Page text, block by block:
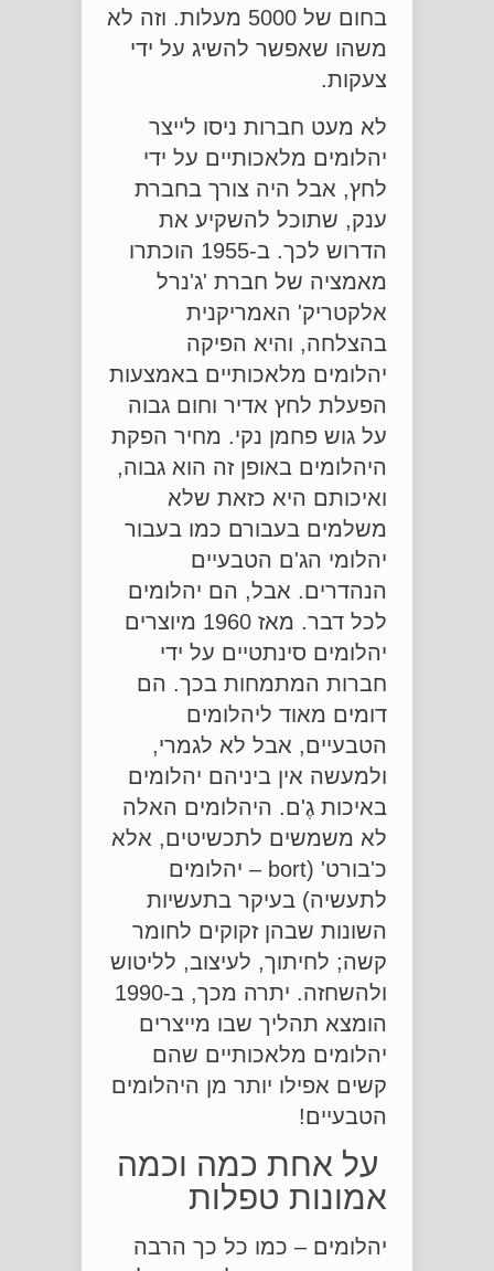
בחום של 5000 מעלות. וזה לא
משהו שאפשר להשיג על ידי
צעקות.
לא מעט חברות ניסו לייצר
יהלומים מלאכותיים על ידי
לחץ, אבל היה צורך בחברת
ענק, שתוכל להשקיע את
הדרוש לכך. ב-1955 הוכתרו
מאמציה של חברת 'ג'נרל
אלקטריק' האמריקנית
בהצלחה, והיא הפיקה
יהלומים מלאכותיים באמצעות
הפעלת לחץ אדיר וחום גבוה
על גוש פחמן נקי. מחיר הפקת
היהלומים באופן זה הוא גבוה,
ואיכותם היא כזאת שלא
משלמים בעבורם כמו בעבור
יהלומי הג'ם הטבעיים
הנהדרים. אבל, הם יהלומים
לכל דבר. מאז 1960 מיוצרים
יהלומים סינתטיים על ידי
חברות המתמחות בכך. הם
דומים מאוד ליהלומים
הטבעיים, אבל לא לגמרי,
ולמעשה אין ביניהם יהלומים
באיכות גֶ'ם. היהלומים האלה
לא משמשים לתכשיטים, אלא
כ'בורט' (bort – יהלומים
לתעשיה) בעיקר בתעשיות
השונות שבהן זקוקים לחומר
קשה; לחיתוך, לעיצוב, לליטוש
ולהשחזה. יתרה מכך, ב-1990
הומצא תהליך שבו מייצרים
יהלומים מלאכותיים שהם
קשים אפילו יותר מן היהלומים
הטבעיים!
על אחת כמה וכמה
אמונות טפלות
יהלומים – כמו כל כך הרבה